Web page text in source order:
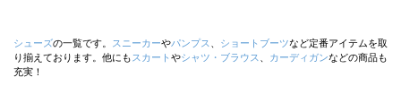
シューズの一覧です。 スニーカーやパンプス ショートブーツなど定番アイテムを取
り揃えております。他にも スカート やシャツ・ブラウス カーディガンなどの商品も
充実！